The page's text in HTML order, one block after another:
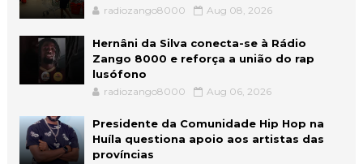
radiozango8000 Aug 08, 2026
Hernâni da Silva conecta-se à Rádio
Zango 8000 e reforça a união do rap
lusófono
radiozango8000 Aug 06, 2026
Presidente da Comunidade Hip Hop na
Huíla questiona apoio aos artistas das
províncias